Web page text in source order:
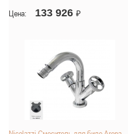
Цена: 133 926 ₽